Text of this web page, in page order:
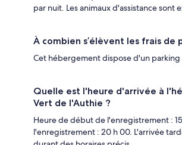
par nuit. Les animaux d'assistance sont
À combien s’élèvent les frais de
Cet hébergement dispose d'un parking
Quelle est l'heure d'arrivée à
Vert de l'Authie ?
Heure de début de l'enregistrement :
l'enregistrement : 20 h 00. L'arrivée